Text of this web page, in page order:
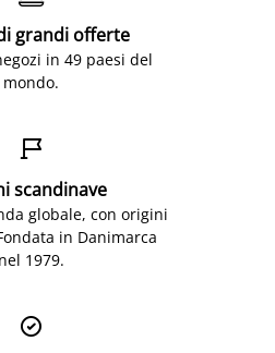
grandi offerte
in 49 paesi del
mondo.

scandinave
globale, con origini
in Danimarca
nel 1979.
